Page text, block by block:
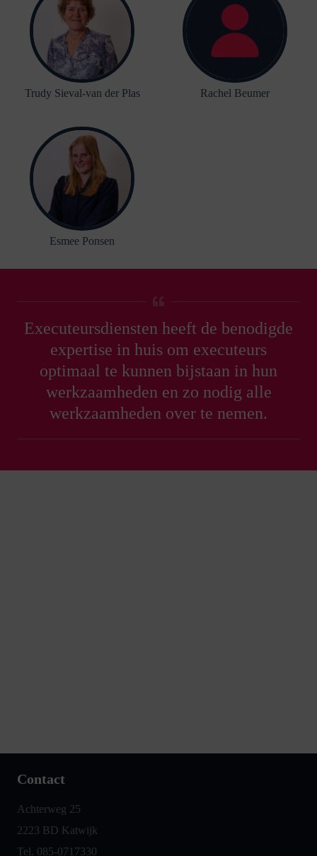
Trudy Sieval-van der Plas Rachel Beumer
Esmee Ponsen
Executeursdiensten heeft de benodigde
expertise in huis om executeurs
optimaal te kunnen bijstaan in hun
werkzaamheden en zo nodig alle
werkzaamheden over te nemen.
Contact
Achterweg 25
2223 BD Katwijk
Tel. 085-0717330